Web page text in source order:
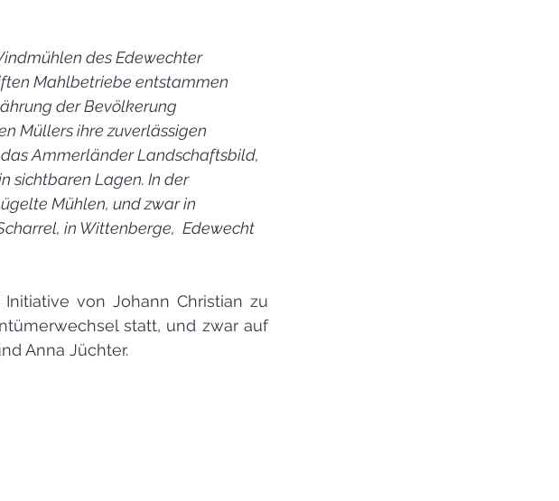
des Edewechter
Mahlbetriebe entstammen
der Bevölkerung
Müllers ihre zuverlässigen
Ammerländer Landschaftsbild,
sichtbaren Lagen. In der
Mühlen, und zwar in
in Wittenberge,  Edewecht
von Johann Christian zu
statt, und zwar auf
Anna Jüchter.